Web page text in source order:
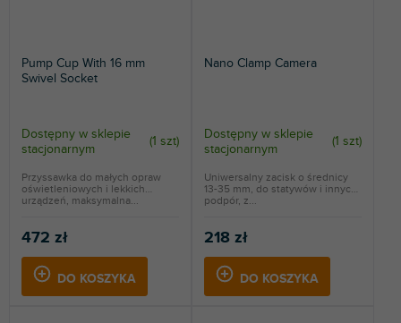
Pump Cup With 16 mm
Swivel Socket
Dostępny w sklepie
stacjonarnym
(1 szt)
472 zł
DO KOSZYKA
Przyssawka do małych opraw
oświetleniowych i lekkich
urządzeń, maksymalna...
Nano Clamp Camera
Dostępny w sklepie
stacjonarnym
(1 szt)
218 zł
DO KOSZYKA
Uniwersalny zacisk o średnicy
13-35 mm, do statywów i innych
podpór, z...